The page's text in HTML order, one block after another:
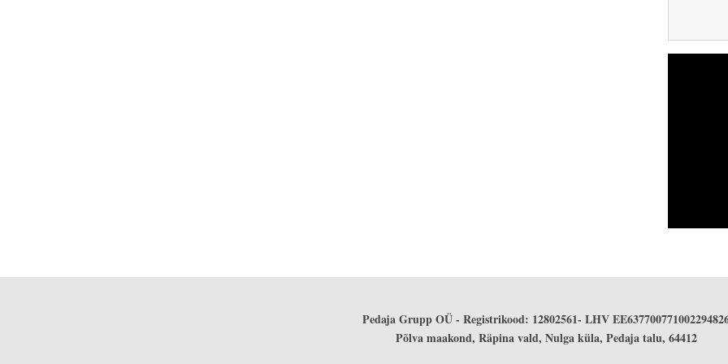
Pedaja Grupp OÜ - Registrikood: 12802561- LHV
Põlva maakond, Räpina vald, Nulga küla, Pedaja talu, 64412